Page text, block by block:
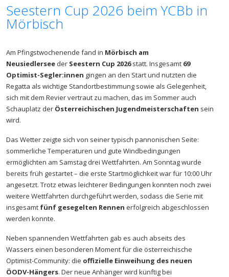
Seestern Cup 2026 beim YCBb in
Mörbisch
Am Pfingstwochenende fand in Mörbisch am
Neusiedlersee der Seestern Cup 2026statt. Insgesamt 69
Optimist-Segler:innen gingen an den Start und nutzten die
Regatta als wichtige Standortbestimmung sowie als Gelegenheit,
sich mit dem Revier vertraut zu machen, das im Sommer auch
Schauplatz der Österreichischen Jugendmeisterschaften sein
wird.
Das Wetter zeigte sich von seiner typisch pannonischen Seite:
sommerliche Temperaturen und gute Windbedingungen
ermöglichten am Samstag drei Wettfahrten. Am Sonntag wurde
bereits früh gestartet – die erste Startmöglichkeit war für 10:00 Uhr
angesetzt. Trotz etwas leichterer Bedingungen konnten noch zwei
weitere Wettfahrten durchgeführt werden, sodass die Serie mit
insgesamt fünf gesegelten Rennen erfolgreich abgeschlossen
werden konnte.
Neben spannenden Wettfahrten gab es auch abseits des
Wassers einen besonderen Moment für die österreichische
Optimist-Community: die offizielle Einweihung des neuen
ÖODV-Hängers. Der neue Anhänger wird künftig bei